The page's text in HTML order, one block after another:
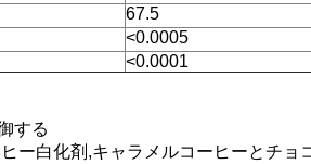
67.5
<0.0005
<0.0001
する
ー白化剤,キャラメルコーヒーとチョ